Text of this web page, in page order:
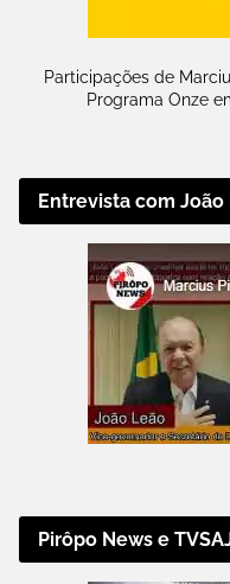
Participações de
Programa Onze
Entrevista com João
Pirôpo News e